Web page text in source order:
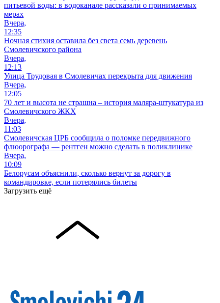
питьевой воды: в водоканале рассказали о принимаемых
мерах
Вчера,
12:35
Ночная стихия оставила без света семь деревень
Смолевичского района
Вчера,
12:13
Улица Трудовая в Смолевичах перекрыта для движения
Вчера,
12:05
70 лет и высота не страшна – история маляра-штукатура из
Смолевичского ЖКХ
Вчера,
11:03
Смолевичская ЦРБ сообщила о поломке передвижного
флюорографа — рентген можно сделать в поликлинике
Вчера,
10:09
Белорусам объяснили, сколько вернут за дорогу в
командировке, если потерялись билеты
Загрузить ещё